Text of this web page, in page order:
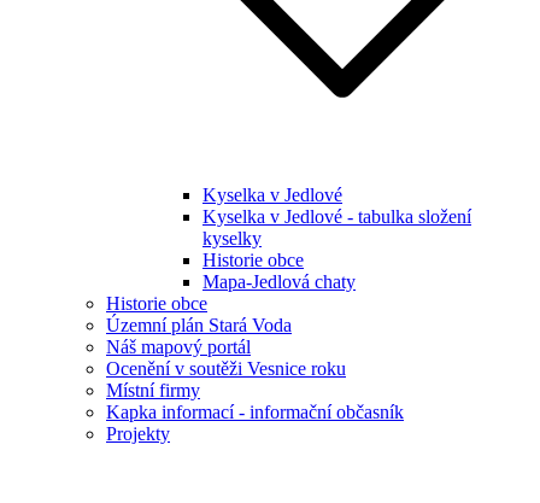
Kyselka v Jedlové
Kyselka v Jedlové - tabulka složení
kyselky
Historie obce
Mapa-Jedlová chaty
Historie obce
Územní plán Stará Voda
Náš mapový portál
Ocenění v soutěži Vesnice roku
Místní firmy
Kapka informací - informační občasník
Projekty